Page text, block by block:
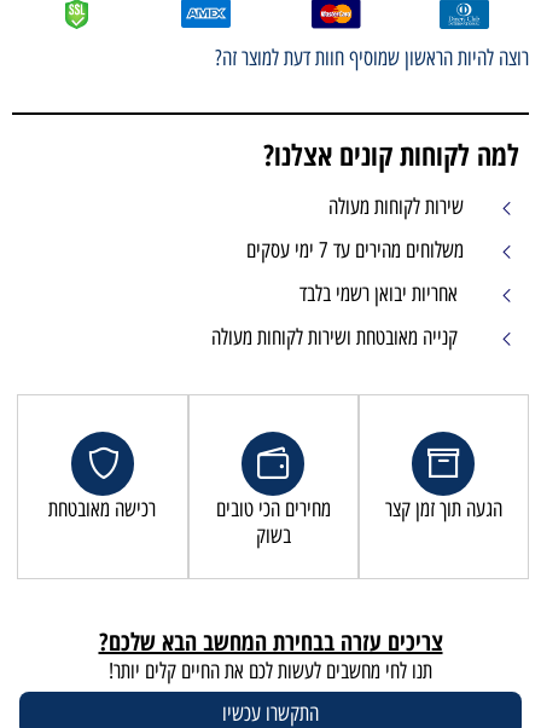
רוצה להיות הראשון שמוסיף חוות דעת למוצר זה?
למה לקוחות קונים אצלנו?
שירות לקוחות מעולה
משלוחים מהירים עד 7 ימי עסקים
אחריות יבואן רשמי בלבד
קנייה מאובטחת ושירות לקוחות מעולה
הגעה תוך זמן קצר
מחירים הכי טובים
בשוק
רכישה מאובטחת
צריכים עזרה בבחירת המחשב הבא שלכם?
תנו לחי מחשבים לעשות לכם את החיים קלים יותר!
התקשרו עכשיו